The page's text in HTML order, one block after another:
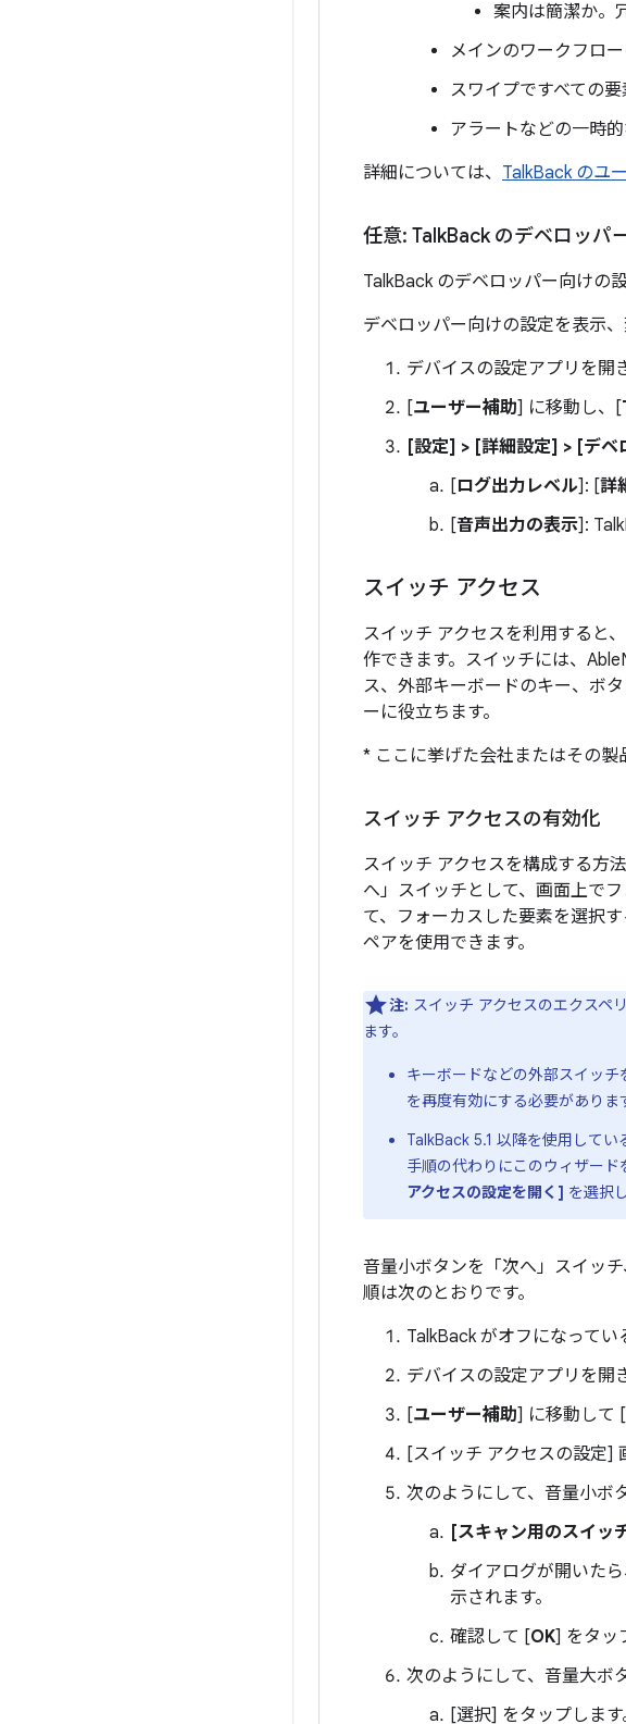
案内は簡潔か。
メインのワークフロ
スワイプですべての要
アラートなどの一時
詳細については、 TalkBack のユ
任意: TalkBack のデベロッパ
TalkBack のデベロッパー向けの
デベロッパー向けの設定を表示
デバイスの設定アプリを開
[ユーザー補助] に移動し、[
[設定] > [詳細設定] > [デベ
[ログ出力レベル]: [詳
[音声出力の表示]:
スイッチ アクセス
スイッチ アクセスを利用すると
作できます。スイッチには、
ス、外部キーボードのキー、ボ
ーに役立ちます。
* ここに挙げた会社またはその製
スイッチ アクセスの有効化
スイッチ アクセスを構成する方
へ」スイッチとして、画面上で
て、フォーカスした要素を選択
ペアを使用できます。
注: スイッチ アクセスのエクスペ
ます。
キーボードなどの外部スイッ
を再度有効にする必要がありま
TalkBack 5.1 以降を使用して
手順の代わりにこのウィザード
アクセスの設定を開く] を選択
音量小ボタンを「次へ」スイッ
順は次のとおりです。
TalkBack がオフになってい
デバイスの設定アプリを開
[ユーザー補助] に移動して [
[スイッチ アクセスの設定]
次のようにして、音量小ボ
[スキャン用のスイッ
ダイアログが開いた
示されます。
確認して [OK] をタッ
次のようにして、音量大ボ
[選択] をタップします